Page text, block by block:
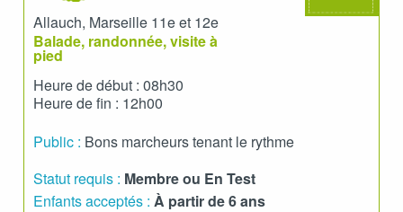
Allauch, Marseille 11e et 12e
Balade, randonnée, visite à
pied
Heure de début : 08h30
Heure de fin : 12h00
Public : Bons marcheurs tenant le rythme
Statut requis : Membre ou En Test
Enfants acceptés : À partir de 6 ans